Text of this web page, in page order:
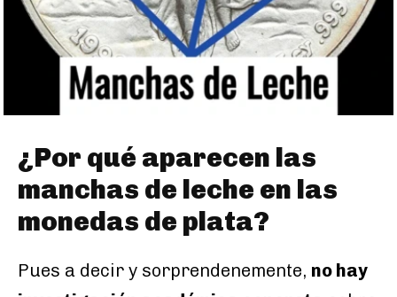
¿Por qué aparecen las
manchas de leche en las
monedas de plata?
Pues a decir y sorprendenemente, no hay